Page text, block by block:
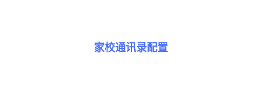
家校通讯录配置